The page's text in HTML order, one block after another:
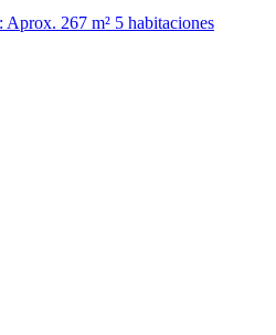
267 m² 5 habitaciones